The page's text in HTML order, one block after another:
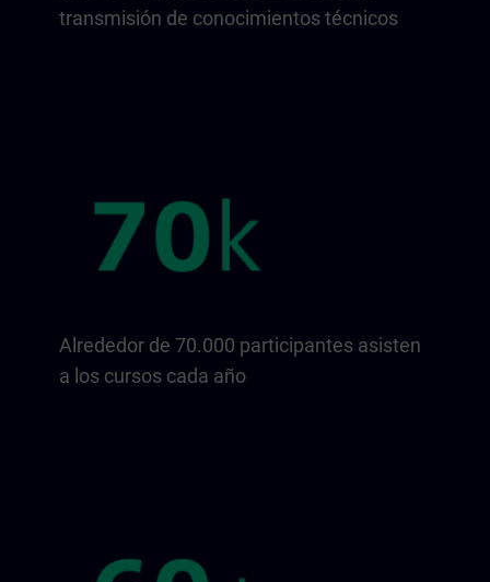
transmisión de conocimientos técnicos
Alrededor de 70.000 participantes asisten
a los cursos cada año